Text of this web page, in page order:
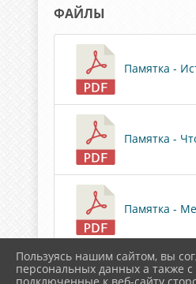
ФАЙЛЫ
Памятка -
Памятка -
Памятка -
Скачать все
Пользуясь нашим сайтом, вы
персональных данных а также